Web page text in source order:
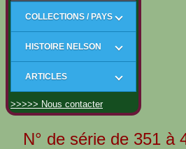
COLLECTIONS / PAYS
HISTOIRE NELSON
ARTICLES
>>>>> Nous contacter
N° de série de 351 à